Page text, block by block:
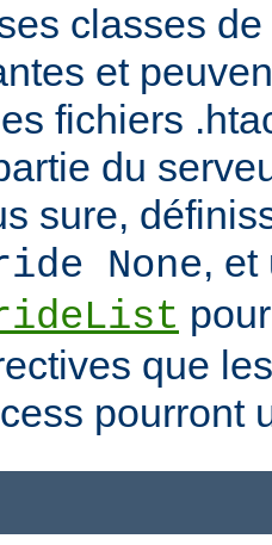
classes
et
fichiers
du
sure,
None, et
que
pourront